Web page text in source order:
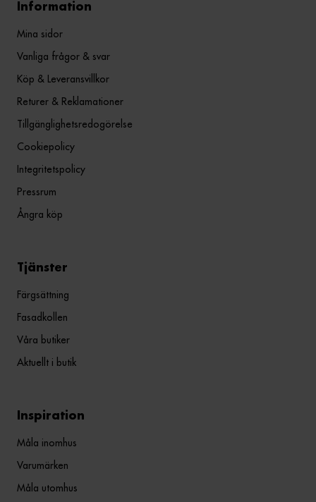
Information
Mina sidor
Vanliga frågor & svar
Köp & Leveransvillkor
Returer & Reklamationer
Tillgänglighetsredogörelse
Cookiepolicy
Integritetspolicy
Pressrum
Ångra köp
Tjänster
Färgsättning
Fasadkollen
Våra butiker
Aktuellt i butik
Inspiration
Måla inomhus
Varumärken
Måla utomhus